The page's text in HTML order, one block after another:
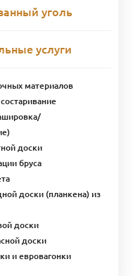
Биофа 1 л 8538
Купить
уголь
услуги
материалов
доски
бруса
доски (планкена) из
доски
доски
и евровагонки